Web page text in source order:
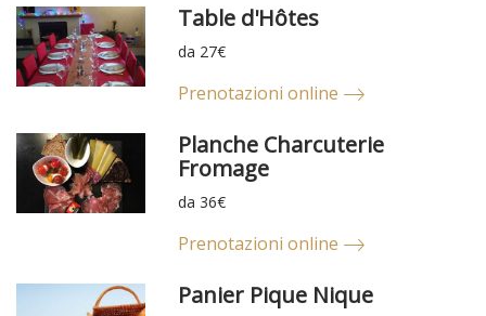
Table d'Hôtes
da 27€
Prenotazioni online
Planche Charcuterie
Fromage
da 36€
Prenotazioni online
Panier Pique Nique